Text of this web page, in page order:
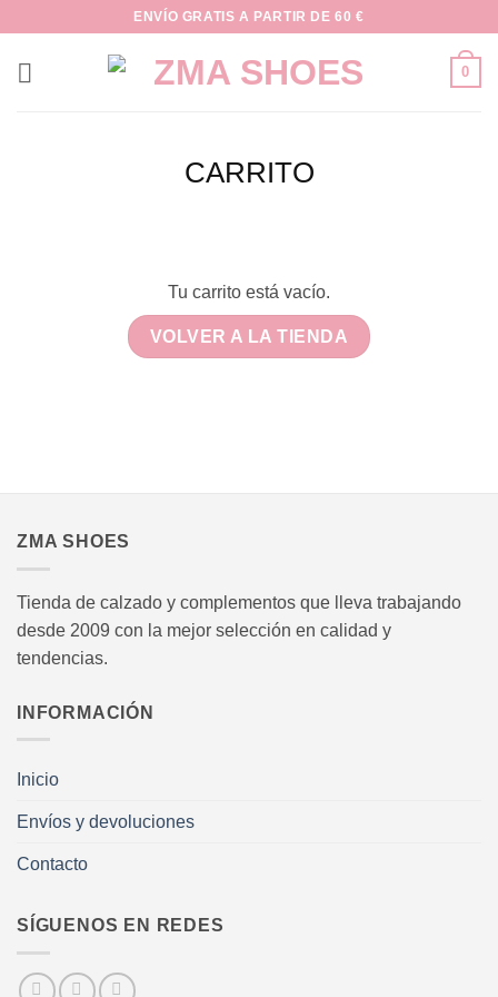
contenido
ENVÍO GRATIS A PARTIR DE 60 €
0
CARRITO
Tu carrito está vacío.
VOLVER A LA TIENDA
ZMA SHOES
Tienda de calzado y complementos que lleva trabajando
desde 2009 con la mejor selección en calidad y
tendencias.
INFORMACIÓN
Inicio
Envíos y devoluciones
Contacto
SÍGUENOS EN REDES